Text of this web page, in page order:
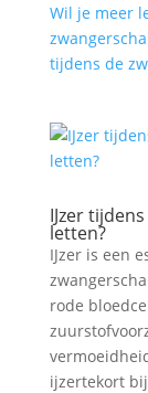
Wil je meer
tijdens de
IJzer
letten?
IJzer is een
rode
ijzertekort